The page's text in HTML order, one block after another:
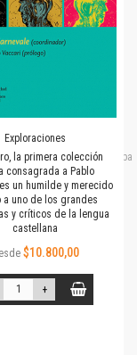
V. Oddone, Mónica
Exploraciones
la primera colección
consagrada a Pablo
un humilde y merecido
a uno de los grandes
y críticos de la lengua
castellana
$10.800,00
+